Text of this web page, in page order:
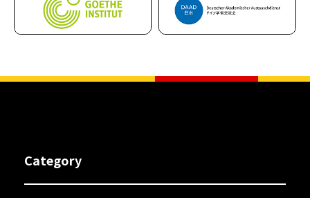
Category